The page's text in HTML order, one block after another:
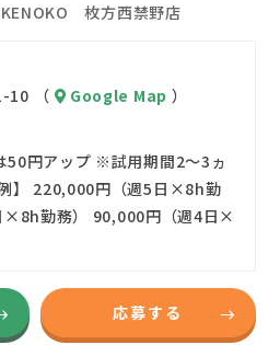
枚方西禁野店
10 （
Google Map ）
円アップ ※試用期間2～3ヵ
】 220,000円（週5日×8h勤
×8h勤務） 90,000円（週4日×
応募する